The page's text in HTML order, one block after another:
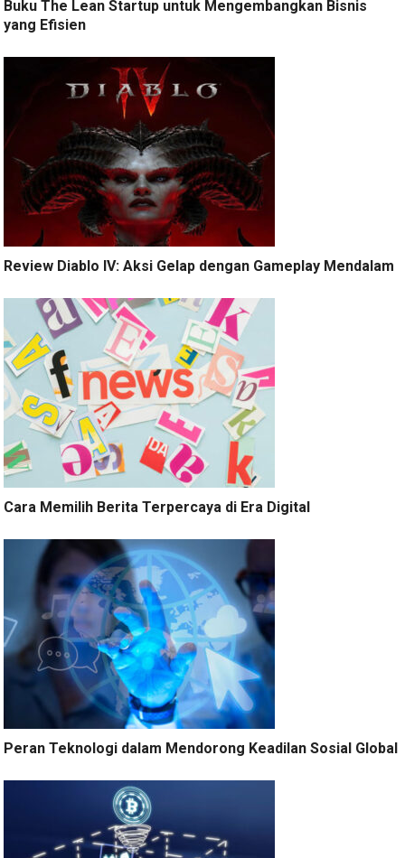
Buku The Lean Startup untuk Mengembangkan Bisnis
yang Efisien
Review Diablo IV: Aksi Gelap dengan Gameplay Mendalam
Cara Memilih Berita Terpercaya di Era Digital
Peran Teknologi dalam Mendorong Keadilan Sosial Global